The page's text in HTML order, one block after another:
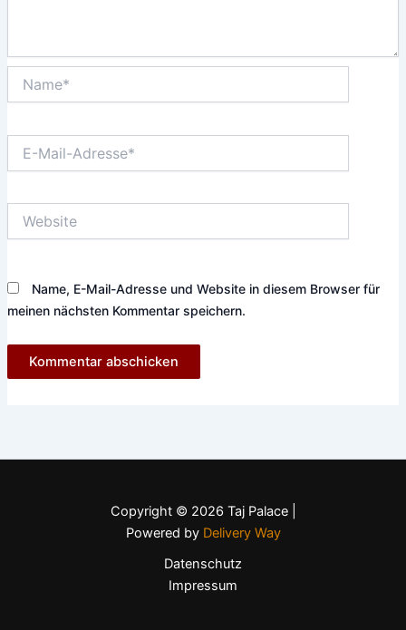
Mail-
Name, E-Mail-Adresse und Website in diesem Browser für
meinen nächsten Kommentar speichern.
Copyright © 2026 Taj Palace |
Powered by Delivery Way
Datenschutz
Impressum